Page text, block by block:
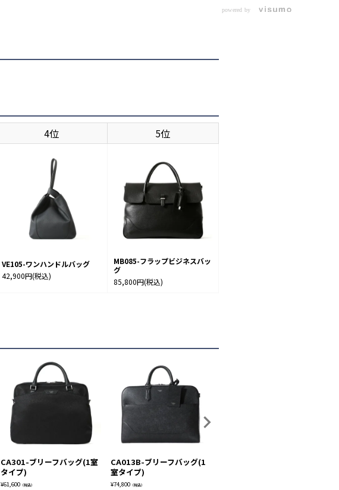
powered by
4位 5位
VE105-ワンハンドルバッグ
42,900円(税込)
MB085-フラップビジネスバッ
グ
85,800円(税込)
CA301-ブリーフバッグ(1室
タイプ)
¥61,600（税込）
CA013B-ブリーフバッグ(1
室タイプ)
¥74,800（税込）